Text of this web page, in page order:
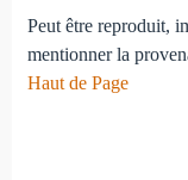
Peut être reproduit,
mentionner la
Haut de Page